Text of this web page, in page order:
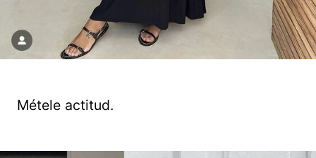
Métele actitud.